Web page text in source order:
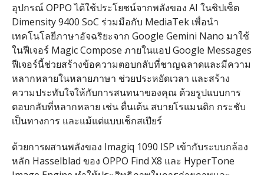
อุปกรณ์OPPOได้ใช้ประโยชน์จากพลังของ AI ในชิปเซ็ต
Dimensity 9400 SoC ร่วมมือกับ MediaTek เพื่อนำ
เทคโนโลยีภาษาอัจฉริยะจาก Google Gemini Nano มาใช้
ในฟีเจอร์ Magic Compose ภายในแอปGoogle Messages
ฟีเจอร์นี้ช่วยสร้างข้อความตอบกลับที่ชาญฉลาดและมีความ
หลากหลายในหลายภาษา ช่วยประหยัดเวลา และสร้าง
ความประทับใจให้กับการสนทนาของคุณ ด้วยรูปแบบการ
ตอบกลับที่หลากหลาย เช่น ตื่นเต้น สบายโรแมนติก กระชับ
เป็นทางการ และแม้แต่แบบเช็กสเปียร์
ด้วยการผสานพลังของ Imagiq 1090 ISP เข้ากับระบบกล้อง
หลัก Hasselblad ของ OPPO Find X8 และ HyperTone